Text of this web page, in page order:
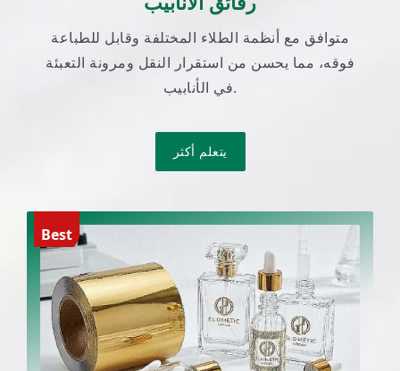
متوافق مع أنظمة الطلاء المختلفة وقابل للطباعة
فوقه، مما يحسن من استقرار النقل ومرونة التعبئة
في الأنابيب.
يتعلم أكثر
Best